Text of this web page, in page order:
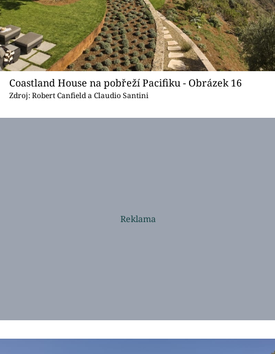
Coastland House na pobřeží Pacifiku - Obrázek 16
Zdroj: Robert Canfield a Claudio Santini